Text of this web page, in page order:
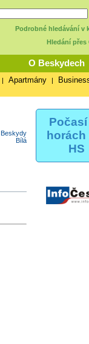
Podrobné hledávání v
Hledání přes
O Beskydech
| Apartmány |
horách
HS
Beskydy
Bílá